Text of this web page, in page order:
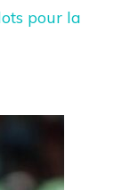
pour la